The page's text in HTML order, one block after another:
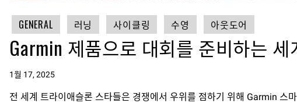
GENERAL 러닝 사이클링 수영 아웃도어
Garmin 제품으로 대회를 준비하는
1월 17, 2025
전 세계 트라이애슬론 스타들은 경쟁에서 우위를 점하기 위해 Garmin 스